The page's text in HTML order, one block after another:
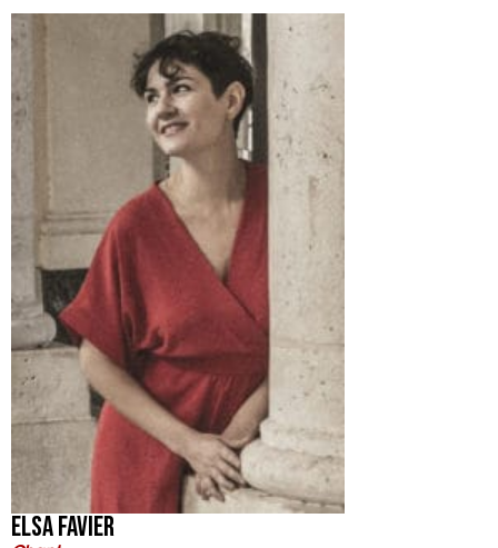
ElsA Favier